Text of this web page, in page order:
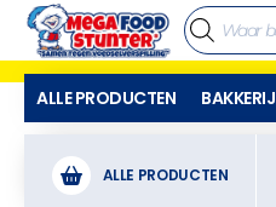
ALLE PRODUCTEN BAKKERIJ
ALLE PRODUCTEN